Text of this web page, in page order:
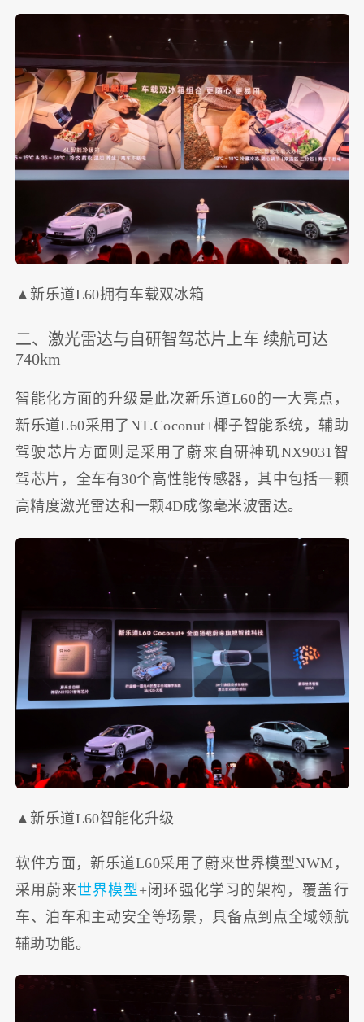
▲新乐道L60拥有车载双冰箱
二、激光雷达与自研智驾芯片上车 续航可达
740km
智能化方面的升级是此次新乐道L60的一大亮点，
新乐道L60采用了NT.Coconut+椰子智能系统，辅助
驾驶芯片方面则是采用了蔚来自研神玑NX9031智
驾芯片，全车有30个高性能传感器，其中包括一颗
高精度激光雷达和一颗4D成像毫米波雷达。
▲新乐道L60智能化升级
软件方面，新乐道L60采用了蔚来世界模型NWM，
采用蔚来世界模型 +闭环强化学习的架构，覆盖行
车、泊车和主动安全等场景，具备点到点全域领航
辅助功能。